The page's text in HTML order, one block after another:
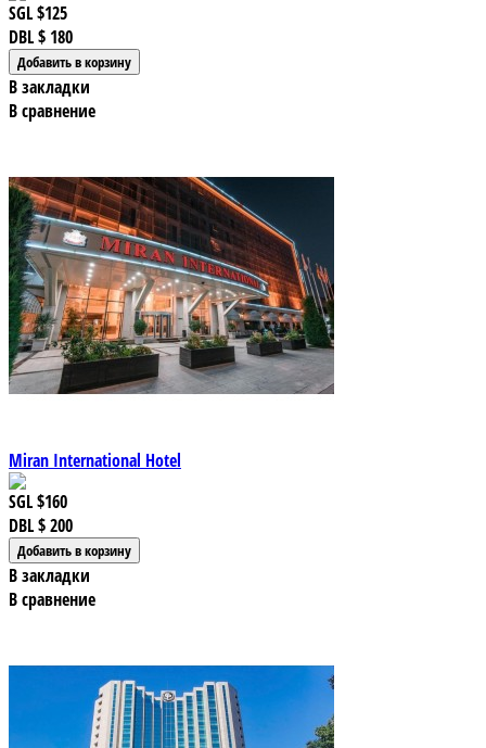
SGL$125
DBL$ 180
В закладки
В сравнение
Miran International Hotel
SGL$160
DBL$ 200
В закладки
В сравнение